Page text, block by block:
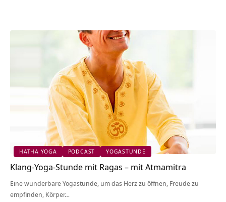
HATHA YOGA PODCAST YOGASTUNDE
Klang-Yoga-Stunde mit Ragas – mit Atmamitra
Eine wunderbare Yogastunde, um das Herz zu öffnen, Freude zu
empfinden, Körper…